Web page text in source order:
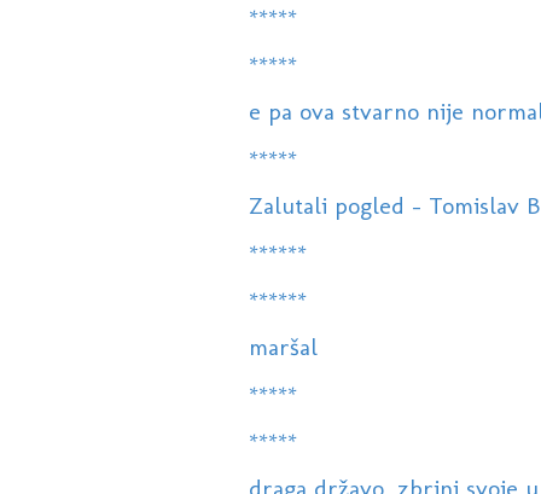
*****
*****
e pa ova stvarno nije
*****
Zalutali pogled - Tomislav
******
******
maršal
*****
*****